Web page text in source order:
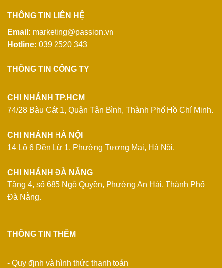
THÔNG TIN LIÊN HỆ
Email: marketing@passion.vn
Hotline: 039 2520 343
THÔNG TIN CÔNG TY
CHI NHÁNH TP.HCM
74/28 Bàu Cát 1, Quận Tân Bình, Thành Phố Hồ Chí Minh.
CHI NHÁNH HÀ NỘI
14 Lô 6 Đền Lừ 1, Phường Tương Mai, Hà Nội.
CHI NHÁNH ĐÀ NẴNG
Tầng 4, số 685 Ngô Quyền, Phường An Hải, Thành Phố
Đà Nẵng.
THÔNG TIN THÊM
- Quy định và hình thức thanh toán